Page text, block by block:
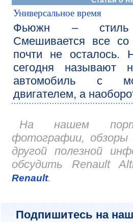
Универсальное время
Фьюжн – стиль
Смешивается все
почти не осталось.
сегодня называют
автомобиль с
двигателем, а
На нашем
фотографии, обзоры
другой полезной
обсудить Renault
Renault.
Подпишитесь на